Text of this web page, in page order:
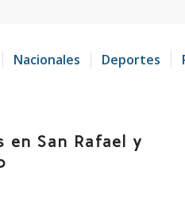
Nacionales Deportes
San Rafael y